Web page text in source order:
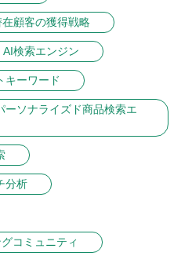
顧客の獲得戦略
AI検索エンジン
キーワード
ーソナライズド商品検索エ
分析
コミュニティ